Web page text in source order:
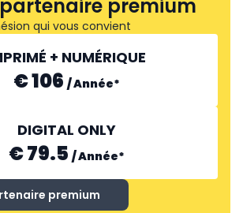
EPLAN
partenaire premium
qui vous convient
+ NUMÉRIQUE
€ 106 /Année*
DIGITAL ONLY
€ 79.5 /Année*
premium